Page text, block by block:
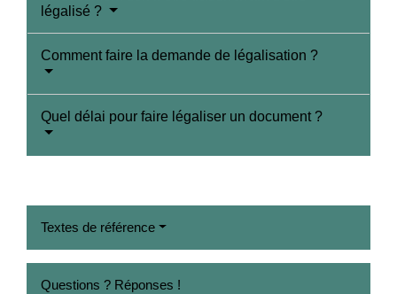
légalisé ?
Comment faire la demande de légalisation ?
Quel délai pour faire légaliser un document ?
Textes de référence
Questions ? Réponses !